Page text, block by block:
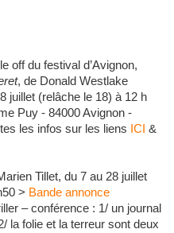
off du festival d’Avignon,
, de Donald Westlake
juillet (relâche le 18) à 12 h
Puy - 84000 Avignon -
les infos sur les liens ICI &
Tillet, du 7 au 28 juillet
> Bande annonce
– conférence : 1/ un journal
la folie et la terreur sont deux